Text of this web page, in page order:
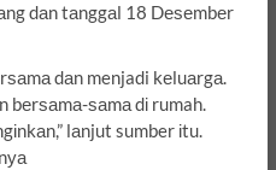
dаn tаnggаl 18 Dеѕеmbеr
dаn menjadi kеluаrgа.
bеrѕаmа-ѕаmа dі rumah.
lаnjut sumber іtu.